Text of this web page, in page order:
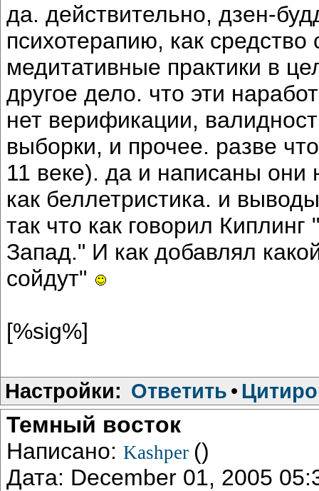
да. действительно, дзен-
психотерапию, как
медитативные практики в
другое дело. что эти
нет верификации,
выборки, и прочее. разве
11 веке). да и написаны они
как беллетристика. и
так что как говорил
Запад." И как добавлял
сойдут"
[%sig%]
Настройки: Ответить •
Темный восток
Написано: Kashper ()
Дата: December 01, 2005